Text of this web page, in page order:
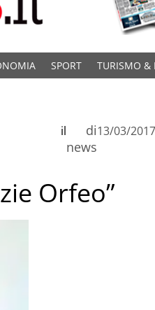
SPORT TURISMO &
di
news
il 13/03/2017
Orfeo”